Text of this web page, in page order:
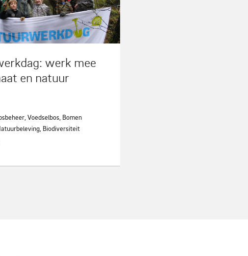
werk mee
en natuur
Voedselbos, Bomen
Biodiversiteit